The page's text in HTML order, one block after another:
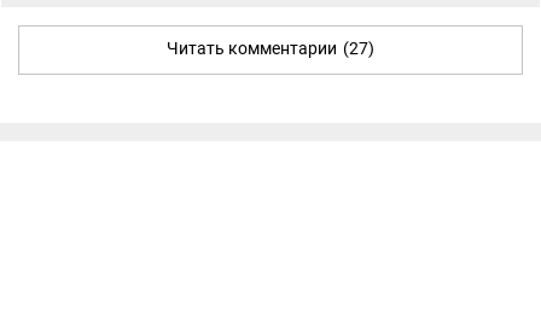
Читать комментарии (27)